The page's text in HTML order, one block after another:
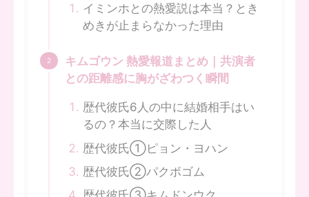
イミンホとの熱愛説は本当？とき
めきが止まらなかった理由
キムゴウン 熱愛報道まとめ｜共演者
との距離感に胸がざわつく瞬間
歴代彼氏6人の中に結婚相手はい
るの？本当に交際した人
歴代彼氏①ピョン・ヨハン
歴代彼氏②パクボゴム